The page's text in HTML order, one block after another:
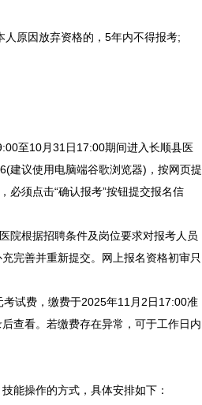
原因放弃资格的，5年内不得报考;
至10月31日17:00期间进入长顺县医
建议使用电脑端谷歌浏览器)，按网页提
必须点击“确认报考”按钮提交报名信
院根据招聘条件及岗位要求对报考人员
完善并重新提交。网上报名资格初审只
试费，缴费于2025年11月2日17:00准
查看。若缴费存在异常，可于工作日内
能操作的方式，具体安排如下：